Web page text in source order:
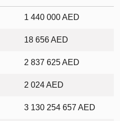
1 440 000 AED
18 656 AED
2 837 625 AED
2 024 AED
3 130 254 657 AED